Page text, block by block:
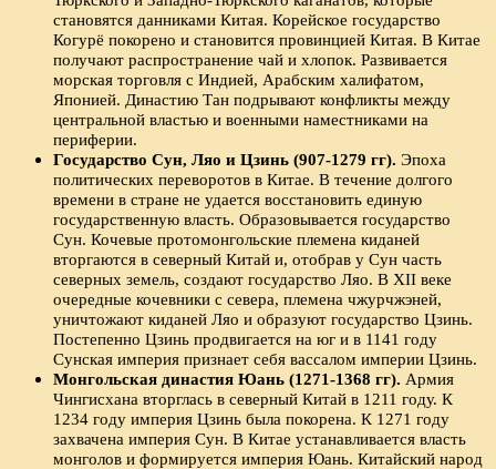
становятся данниками Китая. Корейское государство
Когурё покорено и становится провинцией Китая. В Китае
получают распространение чай и хлопок. Развивается
морская торговля с Индией, Арабским халифатом,
Японией. Династию Тан подрывают конфликты между
центральной властью и военными наместниками на
периферии.
Государство Сун, Ляо и Цзинь (907-1279 гг). Эпоха
политических переворотов в Китае. В течение долгого
времени в стране не удается восстановить единую
государственную власть. Образовывается государство
Сун. Кочевые протомонгольские племена киданей
вторгаются в северный Китай и, отобрав у Сун часть
северных земель, создают государство Ляо. В XII веке
очередные кочевники с севера, племена чжурчжэней,
уничтожают киданей Ляо и образуют государство Цзинь.
Постепенно Цзинь продвигается на юг и в 1141 году
Сунская империя признает себя вассалом империи Цзинь.
Монгольская династия Юань (1271-1368 гг). Армия
Чингисхана вторглась в северный Китай в 1211 году. К
1234 году империя Цзинь была покорена. К 1271 году
захвачена империя Сун. В Китае устанавливается власть
монголов и формируется империя Юань. Китайский народ